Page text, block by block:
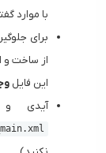
با موارد
برای
از ساخت و
این فایل
آیدی و